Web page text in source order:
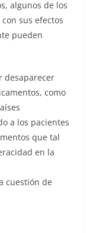
algunos de los
sus efectos
pueden
desaparecer
como
a los pacientes
que tal
en la
cuestión de